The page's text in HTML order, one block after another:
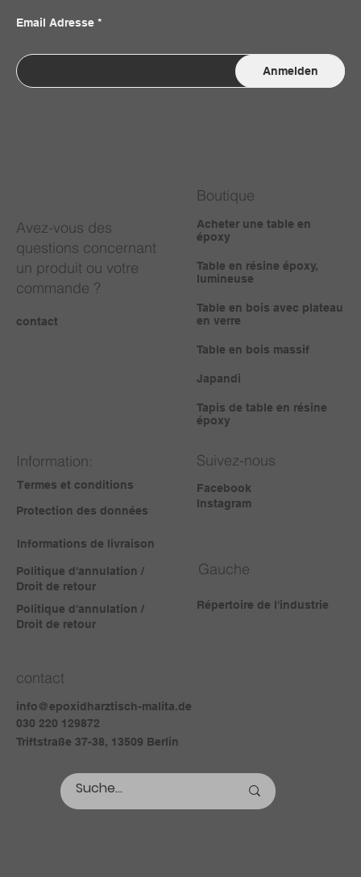
Email Adresse
Anmelden
Avez-vous des
questions concernant
un produit ou votre
commande ?
contact
Boutique
Acheter une table en
époxy
Table en résine époxy,
lumineuse
Table en bois avec plateau
en verre
Table en bois massif
Japandi
Tapis de table en résine
époxy
Information:
Termes et conditions
Protection des données
Informations de livraison
Politique d'annulation /
Droit de retour
Politique d'annulation /
Droit de retour
Suivez-nous
Facebook
Instagram
Gauche
Répertoire de l'industrie
contact
info@epoxidharztisch-malita.de
030 220 129872
Triftstraße 37-38, 13509 Berlin